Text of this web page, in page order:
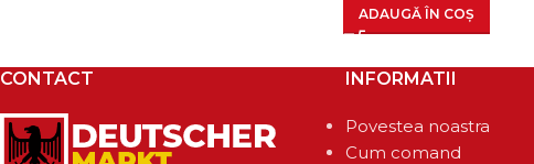
ADAUGĂ ÎN COȘ
CONTACT INFORMATII
Povestea noastra
Cum comand